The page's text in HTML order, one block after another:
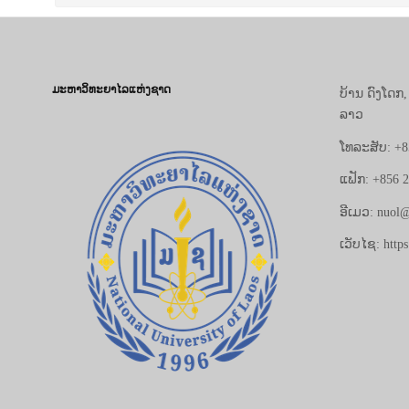
ມະຫາວິທະຍາໄລແຫ່ງຊາດ
ບ້ານ ດົງໂດກ
ລາວ
ໂທລະສັບ:
ແຟັກ: +856
ອີເມວ:
ເວັບໄຊ: